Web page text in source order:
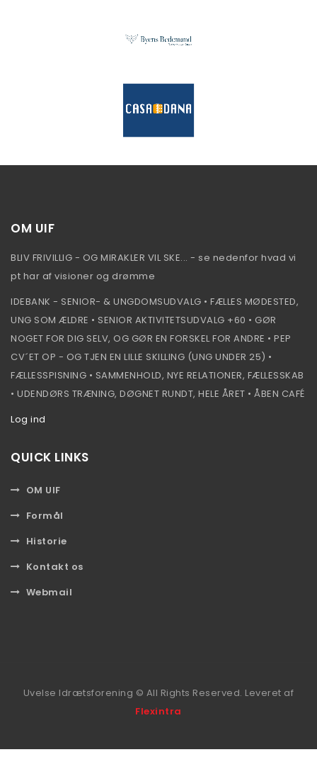
OM UIF
BLIV FRIVILLIG - OG MIRAKLER VIL SKE... - se nedenfor hvad vi
pt har af visioner og drømme
IDEBANK - SENIOR- & UNGDOMSUDVALG • FÆLLES MØDESTED,
UNG SOM ÆLDRE • SENIOR AKTIVITETSUDVALG +60 • GØR
NOGET FOR DIG SELV, OG GØR EN FORSKEL FOR ANDRE • PEP
CV´ET OP - OG TJEN EN LILLE SKILLING (UNG UNDER 25) •
FÆLLESSPISNING • SAMMENHOLD, NYE RELATIONER, FÆLLESSKAB
• UDENDØRS TRÆNING, DØGNET RUNDT, HELE ÅRET • ÅBEN CAFÉ
Log ind
QUICK LINKS
OM UIF
Formål
Historie
Kontakt os
Webmail
Uvelse Idrætsforening © All Rights Reserved. Leveret af
Flexintra